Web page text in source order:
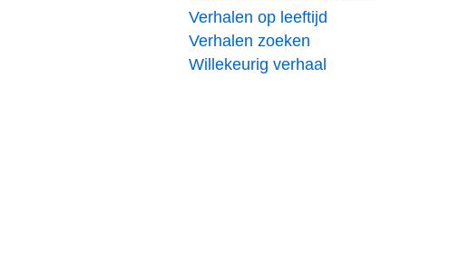
Verhalen op leeftijd
Verhalen zoeken
Willekeurig verhaal